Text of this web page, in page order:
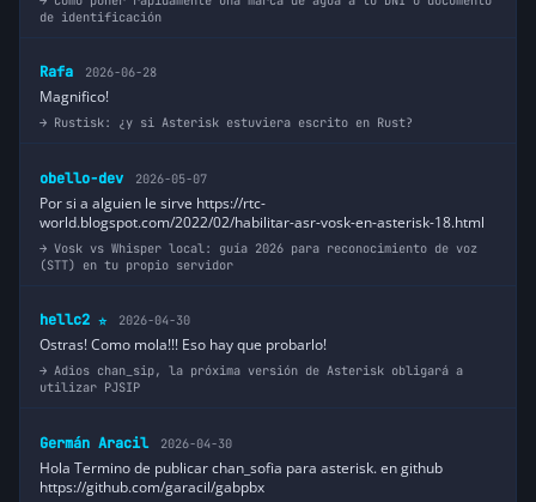
de identificación
Rafa 2026-06-28
Magnifico!
Rustisk: ¿y si Asterisk estuviera escrito en Rust?
obello-dev 2026-05-07
Por si a alguien le sirve https://rtc-
world.blogspot.com/2022/02/habilitar-asr-vosk-en-asterisk-18.html
Vosk vs Whisper local: guía 2026 para reconocimiento de voz
(STT) en tu propio servidor
hellc2 ⭐ 2026-04-30
Ostras! Como mola!!! Eso hay que probarlo!
Adios chan_sip, la próxima versión de Asterisk obligará a
utilizar PJSIP
Germán Aracil 2026-04-30
Hola Termino de publicar chan_sofia para asterisk. en github
https://github.com/garacil/gabpbx